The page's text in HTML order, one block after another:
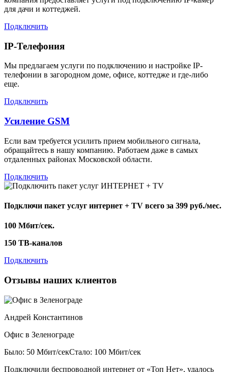
для дачи и коттеджей.
Подключить
IP-Телефония
Мы предлагаем услуги по подключению и настройке IP-
телефонии в загородном доме, офисе, коттедже и где-либо
еще.
Подключить
Усиление GSM
Если вам требуется усилить прием мобильного сигнала,
обращайтесь в нашу компанию. Работаем даже в самых
отдаленных районах Московской области.
Подключить
Подключи пакет услуг интернет + TV всего за 399 руб./мес.
100 Мбит/сек.
150 ТВ-каналов
Подключить
Отзывы наших клиентов
Андрей Константинов
Офис в Зеленограде
Было: 50 Мбит/секСтало: 100 Мбит/сек
Подключили беспроводной интернет от «Топ Нет», удалось